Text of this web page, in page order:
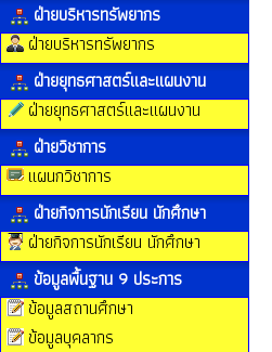
ฝ่ายบริหารทรัพยากร
ฝ่ายบริหารทรัพยากร
ฝ่ายยุทธศาสตร์และแผนงาน
ฝ่ายยุทธศาสตร์และแผนงาน
ฝ่ายวิชาการ
แผนกวิชาการ
ฝ่ายกิจการนักเรียน นักศึกษา
ฝ่ายกิจการนักเรียน นักศึกษา
ข้อมูลพื้นฐาน 9 ประการ
ข้อมูลสถานศึกษา
ข้อมูลบุคลากร